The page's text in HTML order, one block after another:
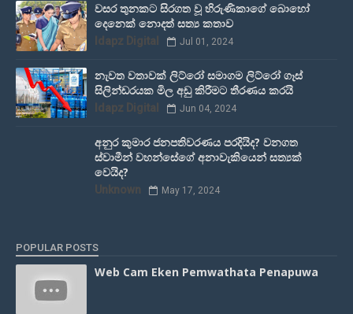
වසර තුනකට සිරගත වූ හිරුණිකාගේ බොහෝ
දෙනෙක් නොදත් සත්‍ය කතාව
Idapz Digital Jul 01, 2024
නැවත වතාවක් ලිට්රෝ සමාගම ලිට්රෝ ගෑස්
සිලින්ඩරයක මිල අඩු කිරීමට තීරණය කරයි
Idapz Digital Jun 04, 2024
අනුර කුමාර ජනපතිවරණය පරදියිද? වනගත
ස්වාමීන් වහන්සේගේ අනාවැකියෙන් සත්‍යක්
වෙයිද?
Unknown May 17, 2024
POPULAR POSTS
Web Cam Eken Pemwathata Penapuwa